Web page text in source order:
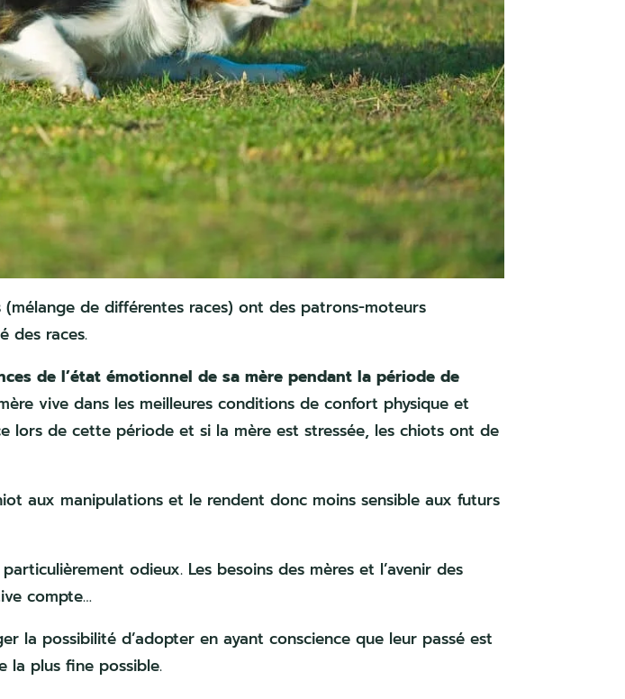
de différentes races) ont des patrons-moteurs
des races.
de l’état émotionnel de sa mère pendant la période de
vive dans les meilleures conditions de confort physique et
lors de cette période et si la mère est stressée, les chiots ont de
aux manipulations et le rendent donc moins sensible aux futurs
odieux. Les besoins des mères et l’avenir des
compte…
la possibilité d’adopter en ayant conscience que leur passé est
la plus fine possible.